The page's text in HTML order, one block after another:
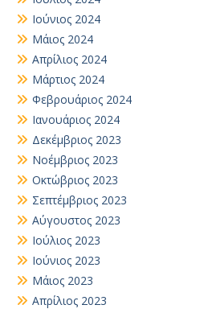
Ιούνιος 2024
Μάιος 2024
Απρίλιος 2024
Μάρτιος 2024
Φεβρουάριος 2024
Ιανουάριος 2024
Δεκέμβριος 2023
Νοέμβριος 2023
Οκτώβριος 2023
Σεπτέμβριος 2023
Αύγουστος 2023
Ιούλιος 2023
Ιούνιος 2023
Μάιος 2023
Απρίλιος 2023